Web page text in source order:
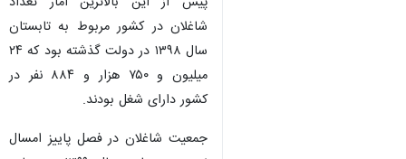
شاغلان در کشور مربوط به تابستان
سال ۱۳۹۸ در دولت گذشته بود که ۲۴
میلیون و ۷۵۰ هزار و ۸۸۴ نفر در
کشور دارای شغل بودند.
جمعیت شاغلان در فصل پاییز امسال